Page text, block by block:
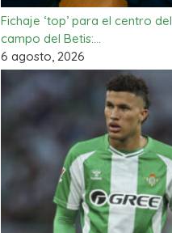
Fichaje ‘top’ para el centro del
campo del Betis:…
6 agosto, 2026